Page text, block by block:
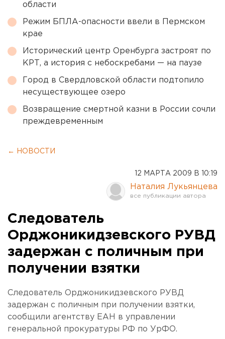
области
Режим БПЛА-опасности ввели в Пермском
крае
Исторический центр Оренбурга застроят по
КРТ, а история с небоскребами — на паузе
Город в Свердловской области подтопило
несуществующее озеро
Возвращение смертной казни в России сочли
преждевременным
← НОВОСТИ
12 МАРТА 2009 В 10:19
Наталия Лукьянцева
Следователь
Орджоникидзевского РУВД
задержан с поличным при
получении взятки
Следователь Орджоникидзевского РУВД
задержан с поличным при получении взятки,
сообщили агентству ЕАН в управлении
генеральной прокуратуры РФ по УрФО.